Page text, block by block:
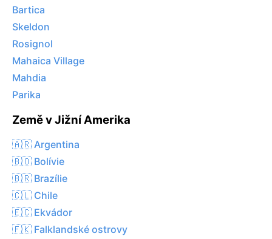
Bartica
Skeldon
Rosignol
Mahaica Village
Mahdia
Parika
Země v Jižní Amerika
🇦🇷 Argentina
🇧🇴 Bolívie
🇧🇷 Brazílie
🇨🇱 Chile
🇪🇨 Ekvádor
🇫🇰 Falklandské ostrovy